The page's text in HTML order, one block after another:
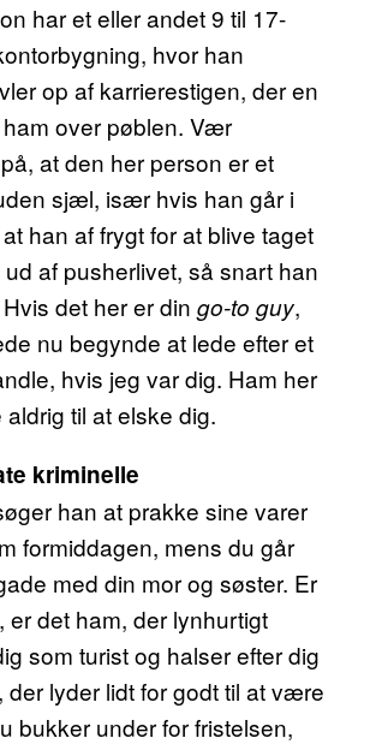
har et eller andet 9 til 17-
hvor han
op af karrierestigen, der en
over pøblen. Vær
at den her person er et
sjæl, især hvis han går i
han af frygt for at blive taget
af pusherlivet, så snart han
det her er din go-to guy,
nu begynde at lede efter et
hvis jeg var dig. Ham her
til at elske dig.
kriminelle
han at prakke sine varer
formiddagen, mens du går
med din mor og søster. Er
er det ham, der lynhurtigt
som turist og halser efter dig
der lyder lidt for godt til at være
bukker under for fristelsen,